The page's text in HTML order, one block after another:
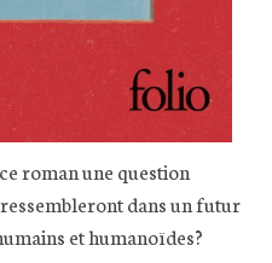
roman une question
dans un futur
et humanoïdes?